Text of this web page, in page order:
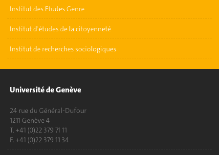
Institut des Etudes Genre
Institut d'études de la citoyenneté
Institut de recherches sociologiques
Université de Genève
24 rue du Général-Dufour
1211 Genève 4
T. +41 (0)22 379 71 11
F. +41 (0)22 379 11 34